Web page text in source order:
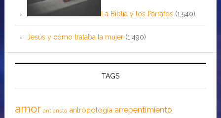
La Biblia y los Párrafos (1,540)
Jesús y cómo trataba la mujer (1,490)
TAGS
amor anticristo antropología arrepentimiento